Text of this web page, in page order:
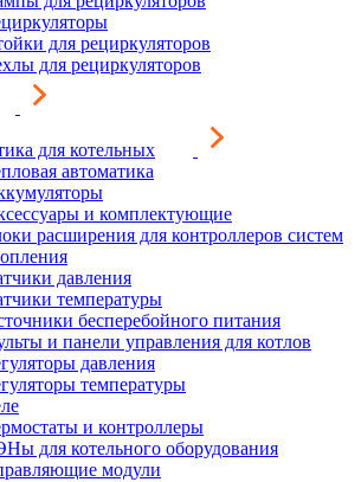
для рециркуляторов
для рециркуляторов
для котельных
автоматика
и комплектующие
расширения для контроллеров систем
давления
температуры
бесперебойного питания
и панели управления для котлов
давления
температуры
и контроллеры
для котельного оборудования
модули